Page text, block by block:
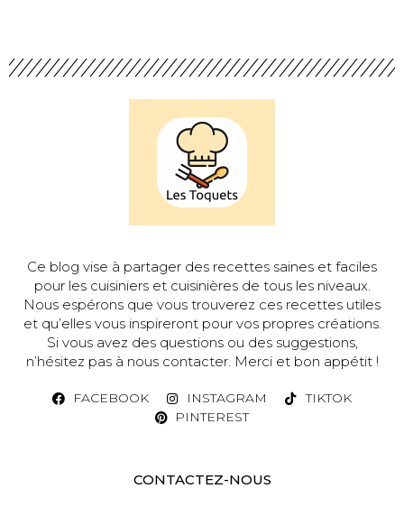
Ce blog vise à partager des recettes saines et faciles
pour les cuisiniers et cuisinières de tous les niveaux.
Nous espérons que vous trouverez ces recettes utiles
et qu’elles vous inspireront pour vos propres créations.
Si vous avez des questions ou des suggestions,
n’hésitez pas à nous contacter. Merci et bon appétit !
FACEBOOK INSTAGRAM
TIKTOK
PINTEREST
CONTACTEZ-NOUS